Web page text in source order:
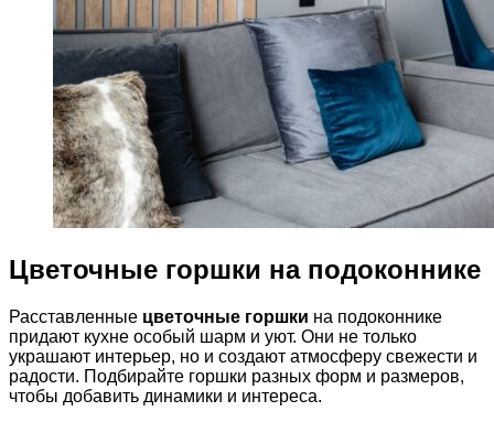
Цветочные горшки на подоконнике
Расставленные цветочные горшки на подоконнике
придают кухне особый шарм и уют. Они не только
украшают интерьер, но и создают атмосферу свежести и
радости. Подбирайте горшки разных форм и размеров,
чтобы добавить динамики и интереса.